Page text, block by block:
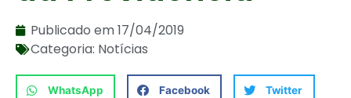
Publicado em17/04/2019
Categoria: Notícias
WhatsApp Facebook Twitter